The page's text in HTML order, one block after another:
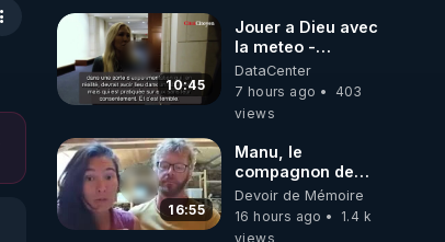
10:45
Jouer a Dieu avec
la meteo -
Citoicitoyen
DataCenter
7 hours ago
403
views
16:55
Manu, le
compagnon de
Kyria, raconte sa
garde à vue
musclée.
Devoir de Mémoire
16 hours ago
1.4 k
views